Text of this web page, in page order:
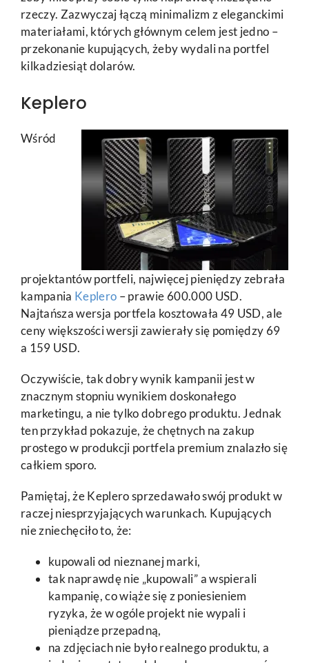
rzeczy. Zazwyczaj łączą minimalizm z eleganckimi
materiałami, których głównym celem jest jedno –
przekonanie kupujących, żeby wydali na portfel
kilkadziesiąt dolarów.
Keplero
Wśród
projektantów portfeli, najwięcej pieniędzy zebrała
kampania Keplero – prawie 600.000 USD.
Najtańsza wersja portfela kosztowała 49 USD, ale
ceny większości wersji zawierały się pomiędzy 69
a 159 USD.
Oczywiście, tak dobry wynik kampanii jest w
znacznym stopniu wynikiem doskonałego
marketingu, a nie tylko dobrego produktu. Jednak
ten przykład pokazuje, że chętnych na zakup
prostego w produkcji portfela premium znalazło się
całkiem sporo.
Pamiętaj, że Keplero sprzedawało swój produkt w
raczej niesprzyjających warunkach. Kupujących
nie zniechęciło to, że:
kupowali od nieznanej marki,
tak naprawdę nie „kupowali” a wspierali
kampanię, co wiąże się z poniesieniem
ryzyka, że w ogóle projekt nie wypali i
pieniądze przepadną,
na zdjęciach nie było realnego produktu, a